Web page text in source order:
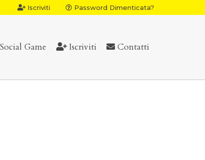
Iscriviti Password Dimenticata?
Game Iscriviti Contatti